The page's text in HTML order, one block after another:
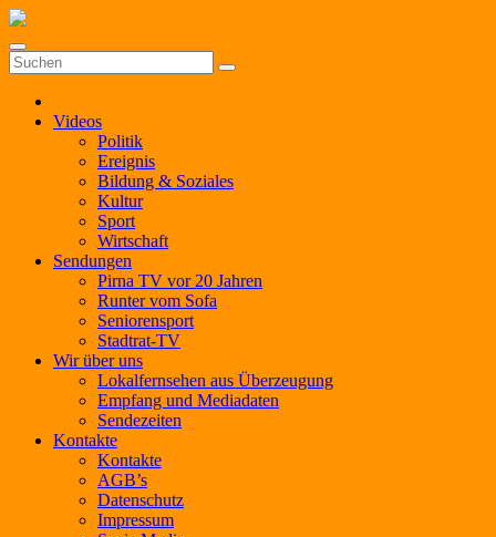
Zum
springen
Videos
Politik
Ereignis
Bildung & Soziales
Kultur
Sport
Wirtschaft
Sendungen
Pirna TV vor 20 Jahren
Runter vom Sofa
Seniorensport
Stadtrat-TV
Wir über uns
Lokalfernsehen aus Überzeugung
Empfang und Mediadaten
Sendezeiten
Kontakte
Kontakte
AGB’s
Datenschutz
Impressum